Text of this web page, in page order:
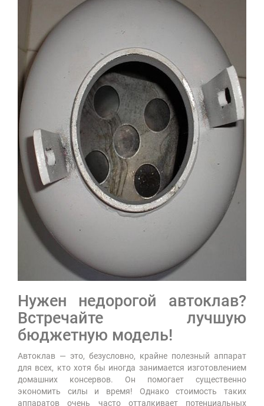
Нужен недорогой автоклав?
Встречайте лучшую
бюджетную модель!
Автоклав — это, безусловно, крайне полезный аппарат
для всех, кто хотя бы иногда занимается изготовлением
домашних консервов. Он помогает существенно
экономить силы и время! Однако стоимость таких
аппаратов очень часто отталкивает потенциальных